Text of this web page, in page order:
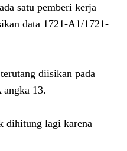
satu pemberi kerja
data 1721-A1/1721-
diisikan pada
13.
dihitung lagi karena